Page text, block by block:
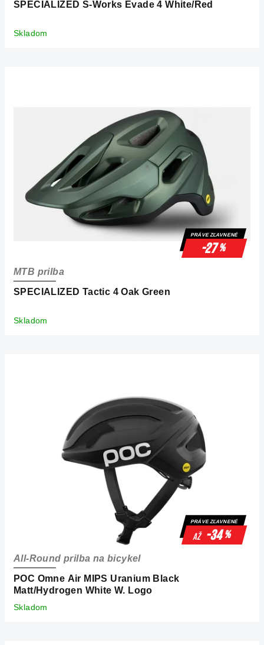
SPECIALIZED S-Works Evade 4 White/Red
Skladom
PRÁVE ZĽAVNENÉ
-27%
SPECIALIZED Tactic 4 Oak Green
MTB prilba
Skladom
PRÁVE ZĽAVNENÉ
až -34%
POC Omne Air MIPS Uranium Black
Matt/Hydrogen White W. Logo
All-Round prilba na bicykel
Skladom